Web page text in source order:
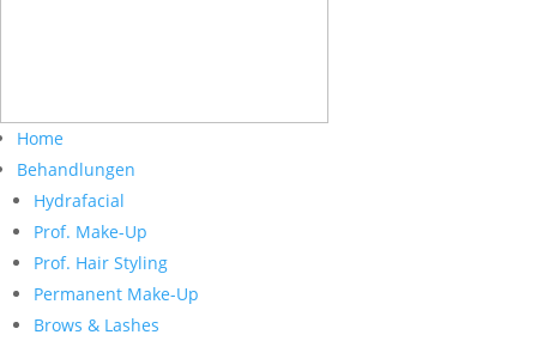
Home
Behandlungen
Hydrafacial
Prof. Make-Up
Prof. Hair Styling
Permanent Make-Up
Brows & Lashes